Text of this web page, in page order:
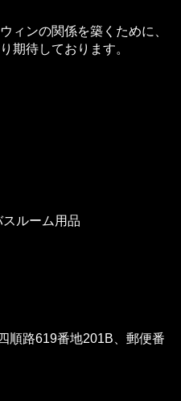
ィンの関係を築くために、
期待しております。
ルーム用品
順路619番地201B、郵便番